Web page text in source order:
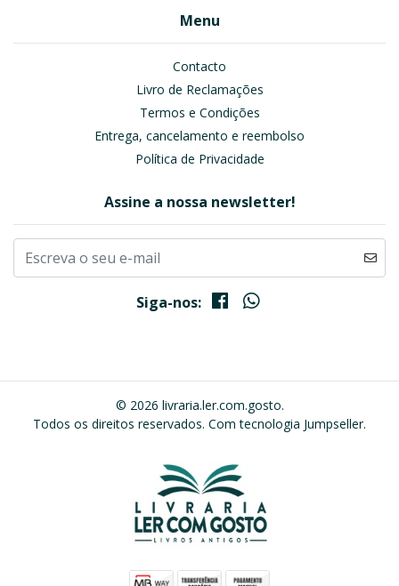
Menu
Contacto
Livro de Reclamações
Termos e Condições
Entrega, cancelamento e reembolso
Política de Privacidade
Assine a nossa newsletter!
Siga-nos:
© 2026 livraria.ler.com.gosto.
Todos os direitos reservados. Com tecnologia Jumpseller.